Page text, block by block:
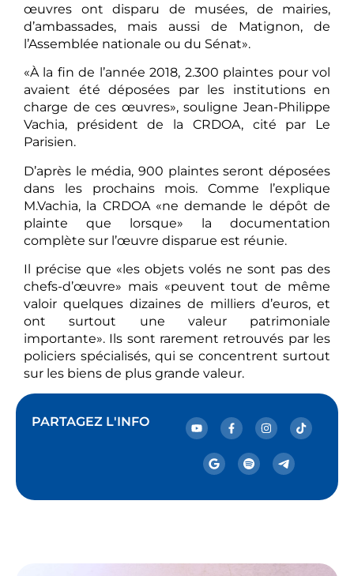
œuvres ont disparu de musées, de mairies,
d’ambassades, mais aussi de Matignon, de
l’Assemblée nationale ou du Sénat».
«À la fin de l’année 2018, 2.300 plaintes pour vol
avaient été déposées par les institutions en
charge de ces œuvres», souligne Jean-Philippe
Vachia, président de la CRDOA, cité par Le
Parisien.
D’après le média, 900 plaintes seront déposées
dans les prochains mois. Comme l’explique
M.Vachia, la CRDOA «ne demande le dépôt de
plainte que lorsque» la documentation
complète sur l’œuvre disparue est réunie.
Il précise que «les objets volés ne sont pas des
chefs-d’œuvre» mais «peuvent tout de même
valoir quelques dizaines de milliers d’euros, et
ont surtout une valeur patrimoniale
importante». Ils sont rarement retrouvés par les
policiers spécialisés, qui se concentrent surtout
sur les biens de plus grande valeur.
PARTAGEZ L'INFO